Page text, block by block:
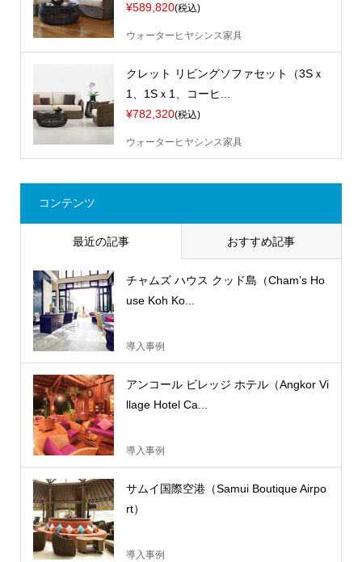
¥589,820(税込)
ウォーターヒヤシンス家具
クレット リビングソファセット（3Sｘ
1、1Sｘ1、コーヒ...
¥782,320(税込)
ウォーターヒヤシンス家具
コンテンツ
最近の記事 おすすめ記事
チャムズ ハウス クッド島（Cham’s Ho
use Koh Ko...
導入事例
アンコール ビレッジ ホテル（Angkor Vi
llage Hotel Ca...
導入事例
サムイ国際空港（Samui Boutique Airpo
rt）
導入事例